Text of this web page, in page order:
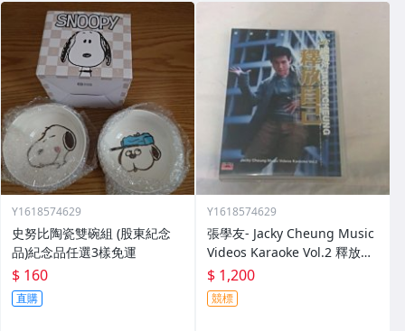
Y1618574629
史努比陶瓷雙碗組 (股東紀念
品)紀念品任選3樣免運
$ 160
直購
Y1618574629
張學友- Jacky Cheung Music
Videos Karaoke Vol.2 釋放自
己DVD
$ 1,200
競標